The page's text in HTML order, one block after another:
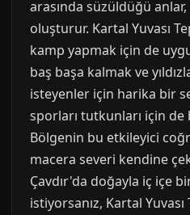
arasında süzüldüğü
oluşturur. Kartal Yuvası
kamp yapmak için de
baş başa kalmak ve
isteyenler için harika bir
sporları tutkunları için
Bölgenin bu etkileyici
macera severi kendine
Çavdır'da doğayla iç içe
istiyorsanız, Kartal